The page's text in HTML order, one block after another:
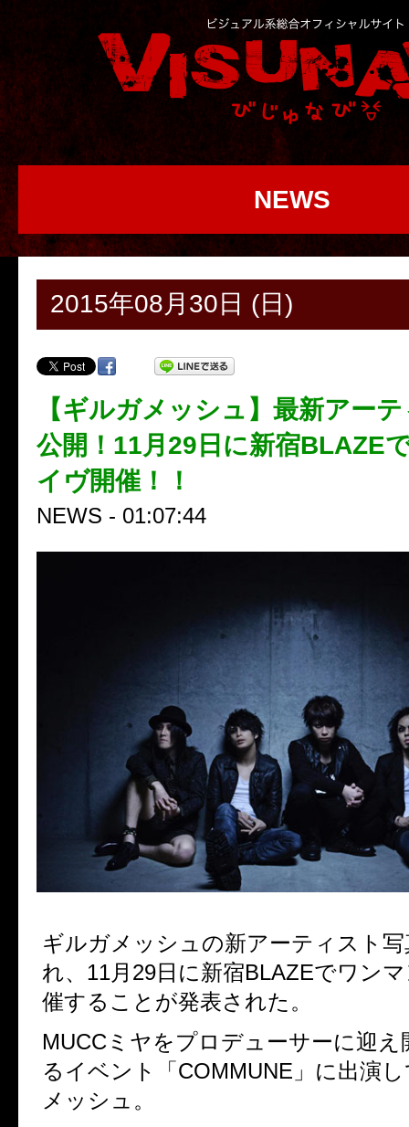
NEWS
2015年08月30日 (日)
【ギルガメッシュ】最新アー
公開！11月29日に新宿BLAZE
イヴ開催！！
NEWS - 01:07:44
ギルガメッシュの新アーティスト
れ、11月29日に新宿BLAZEでワン
催することが発表された。
MUCCミヤをプロデューサーに迎
るイベント「COMMUNE」に出演
メッシュ。